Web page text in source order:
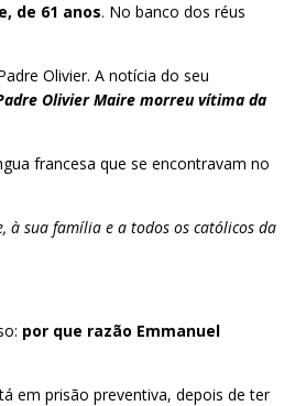
de 61 anos. No banco dos réus
Olivier. A notícia do seu
Olivier Maire morreu vítima da
francesa que se encontravam no
à sua família e a todos os católicos da
por que razão Emmanuel
em prisão preventiva, depois de ter